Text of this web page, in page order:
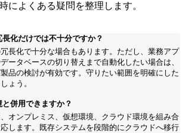
によくある疑問を整理します。
化だけでは不十分ですか？
長化で十分な場合もあります。ただし、業務アプ
ータベースの切り替えまで自動化したい場合は、
品の検討が有効です。守りたい範囲を明確にした
ょう。
併用できますか？
オンプレミス、仮想環境、クラウド環境を組み合
します。既存システムを段階的にクラウドへ移行